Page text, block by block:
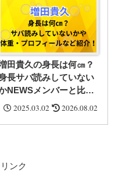
田貴久の身長は何㎝？
長サバ読みしていない
NEWSメンバーと比
較・体重・プロフィール
2025.03.02 2026.08.02
ンク